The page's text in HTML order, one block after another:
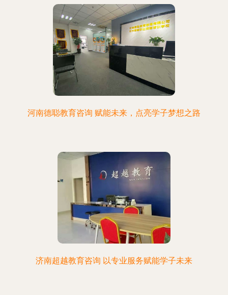
河南德聪教育咨询 赋能未来，点亮学子梦想之路
济南超越教育咨询 以专业服务赋能学子未来